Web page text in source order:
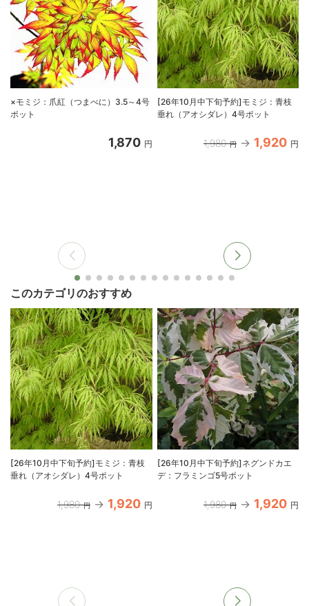
×モミジ：爪紅（つまべに）3.5～4号
ポット
1,870 円
[26年10月中下旬予約]モミジ：青枝
垂れ（アオシダレ）4号ポット
1,980 円 1,920 円
このカテゴリのおすすめ
[26年10月中下旬予約]モミジ：青枝
垂れ（アオシダレ）4号ポット
1,980 円 1,920 円
[26年10月中下旬予約]ネグンドカエ
デ：フラミンゴ5号ポット
1,980 円 1,920 円